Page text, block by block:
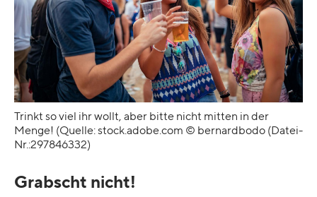
Trinkt so viel ihr wollt, aber bitte nicht mitten in der
Menge! (Quelle: stock.adobe.com © bernardbodo (Datei-
Nr.:297846332)
Grabscht nicht!